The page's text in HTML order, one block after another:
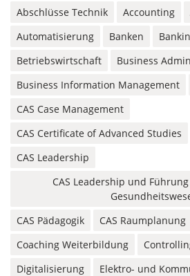
Abschlüsse Technik
Accounting
Automatisierung
Banken
Betriebswirtschaft
Business
Business Information Management
CAS Case Management
CAS Certificate of Advanced Studies
CAS Leadership
CAS Leadership und
CAS Pädagogik
CAS Raumplanung
Coaching Weiterbildung
Digitalisierung
Elektro- und